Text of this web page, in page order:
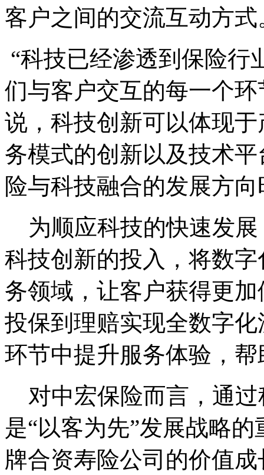
客户之间的交流互动方式
“科技已经渗透到保险行
们与客户交互的每一个
说，科技创新可以体现
务模式的创新以及技术
险与科技融合的发展方
为顺应科技的快速发展
科技创新的投入，将数
务领域，让客户获得更
投保到理赔实现全数字
环节中提升服务体验，
对中宏保险而言，通过
是“以客为先”发展战略
牌合资寿险公司的价值